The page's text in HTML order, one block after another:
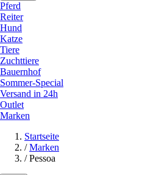
Pferd
Reiter
Hund
Katze
Tiere
Zuchttiere
Bauernhof
Sommer-Special
Versand in 24h
Outlet
Marken
Startseite
/ Marken
/ Pessoa